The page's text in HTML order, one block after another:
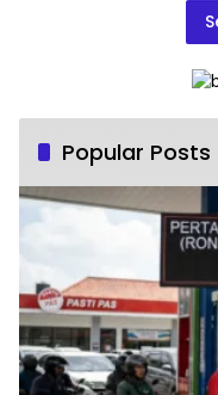
Popular Posts